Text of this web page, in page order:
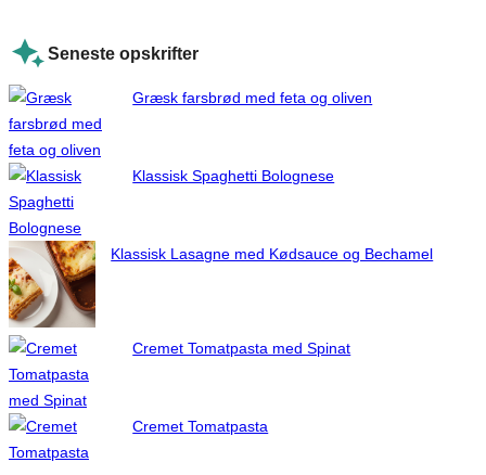
Seneste opskrifter
Græsk farsbrød med feta og oliven
Klassisk Spaghetti Bolognese
Klassisk Lasagne med Kødsauce og Bechamel
Cremet Tomatpasta med Spinat
Cremet Tomatpasta